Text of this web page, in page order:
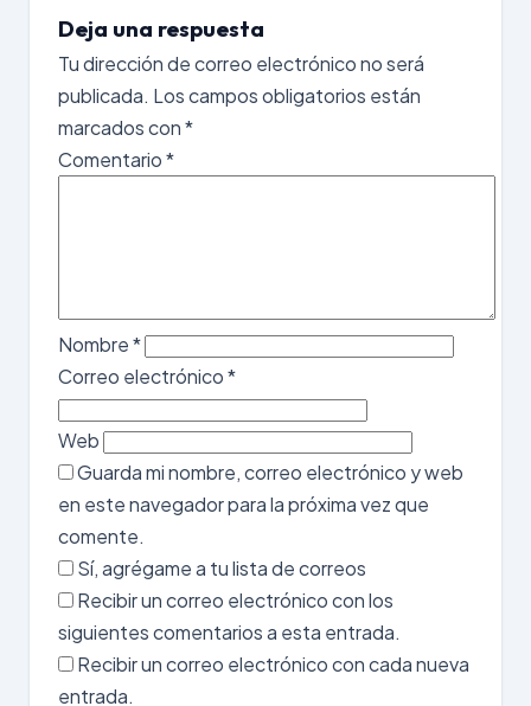
Deja una respuesta
Tu dirección de correo electrónico no será
publicada. Los campos obligatorios están
marcados con*
Comentario*
Nombre*
Correo electrónico*
Web
Guarda mi nombre, correo electrónico y web
en este navegador para la próxima vez que
comente.
Sí, agrégame a tu lista de correos
Recibir un correo electrónico con los
siguientes comentarios a esta entrada.
Recibir un correo electrónico con cada nueva
entrada.